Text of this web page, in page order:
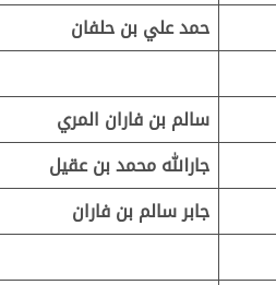
حمد علي بن حلفان
سالم بن فاران المري
جارالله محمد بن عقيل
جابر سالم بن فاران